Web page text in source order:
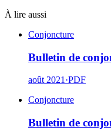
À lire aussi
Conjoncture
Bulletin de
août 2021 ·PDF
Conjoncture
Bulletin de